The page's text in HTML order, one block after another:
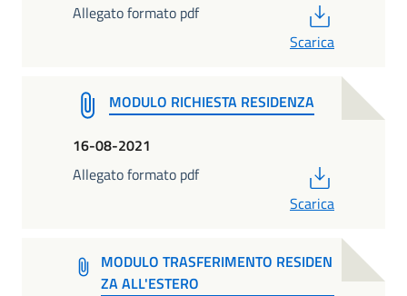
Allegato formato pdf
Scarica
MODULO RICHIESTA RESIDENZA
16-08-2021
Allegato formato pdf
Scarica
MODULO TRASFERIMENTO RESIDEN
ZA ALL'ESTERO